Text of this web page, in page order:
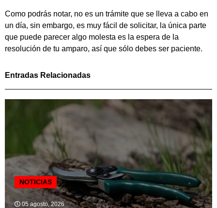
Como podrás notar, no es un trámite que se lleva a cabo en
un día, sin embargo, es muy fácil de solicitar, la única parte
que puede parecer algo molesta es la espera de la
resolución de tu amparo, así que sólo debes ser paciente.
Entradas Relacionadas
NOTICIAS
05 agosto, 2026